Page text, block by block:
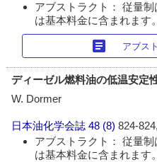
アブストラクト： 従量
は基本料金に含まれます。
article アブス
ディーゼル燃料油の低温安定
W. Dormer
日本油化学会誌 48 (8)824-
アブストラクト： 従量
は基本料金に含まれます。